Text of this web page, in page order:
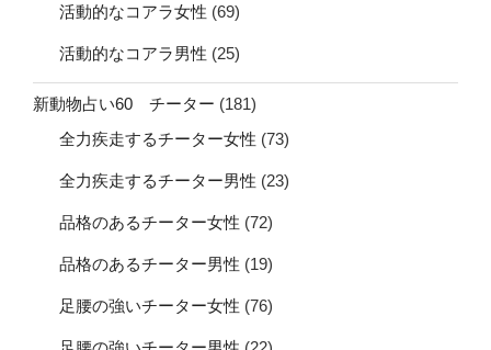
活動的なコアラ女性 (69)
活動的なコアラ男性 (25)
新動物占い60 チーター (181)
全力疾走するチーター女性 (73)
全力疾走するチーター男性 (23)
品格のあるチーター女性 (72)
品格のあるチーター男性 (19)
足腰の強いチーター女性 (76)